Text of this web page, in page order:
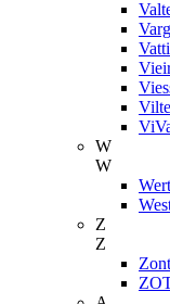
Vatti
W
W
Z
Z
Zont